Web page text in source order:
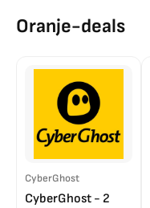
Oranje-deals
CyberGhost
CyberGhost - 2